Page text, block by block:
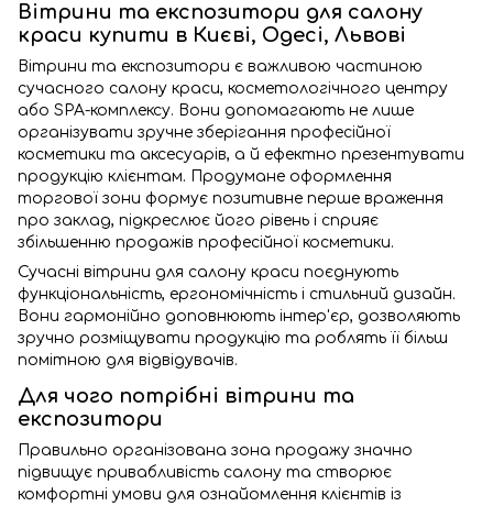
Вітрини та експозитори для салону
краси купити в Києві, Одесі, Львові
Вітрини та експозитори є важливою частиною
сучасного салону краси, косметологічного центру
або SPA-комплексу. Вони допомагають не лише
організувати зручне зберігання професійної
косметики та аксесуарів, а й ефектно презентувати
продукцію клієнтам. Продумане оформлення
торгової зони формує позитивне перше враження
про заклад, підкреслює його рівень і сприяє
збільшенню продажів професійної косметики.
Сучасні вітрини для салону краси поєднують
функціональність, ергономічність і стильний дизайн.
Вони гармонійно доповнюють інтер'єр, дозволяють
зручно розміщувати продукцію та роблять її більш
помітною для відвідувачів.
Для чого потрібні вітрини та
експозитори
Правильно організована зона продажу значно
підвищує привабливість салону та створює
комфортні умови для ознайомлення клієнтів із